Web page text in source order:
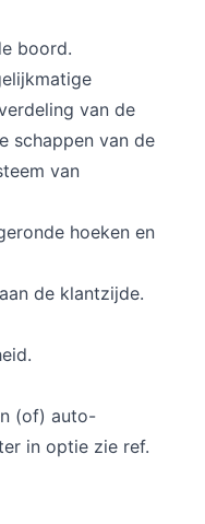
boord.
van de
schappen van de
van
hoeken en
de klantzijde.
(of) auto-
in optie zie ref.